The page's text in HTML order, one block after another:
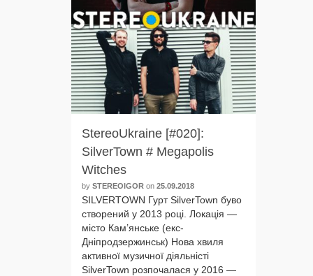
StereoUkraine [#020]:
SilverTown # Megapolis
Witches
by STEREOIGOR on 25.09.2018
SILVERTOWN Гурт SilverTown буво
ство­ре­ний у 2013 році. Локація —
місто Кам’янське (екс-
Дніпродзержинськ) Нова хви­ля
актив­ної музич­ної діяль­ністі
SilverTown роз­по­ча­ла­ся у 2016 —